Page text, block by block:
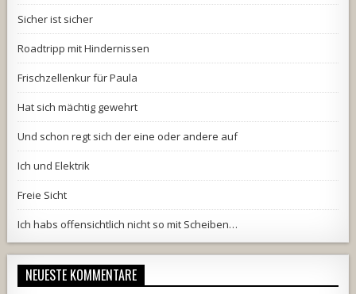
Sicher ist sicher
Roadtripp mit Hindernissen
Frischzellenkur für Paula
Hat sich mächtig gewehrt
Und schon regt sich der eine oder andere auf
Ich und Elektrik
Freie Sicht
Ich habs offensichtlich nicht so mit Scheiben…
NEUESTE KOMMENTARE